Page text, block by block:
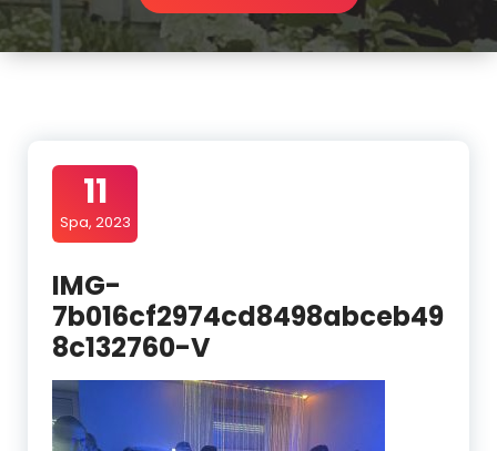
11
Spa, 2023
IMG-
7b016cf2974cd8498abceb49
8c132760-V